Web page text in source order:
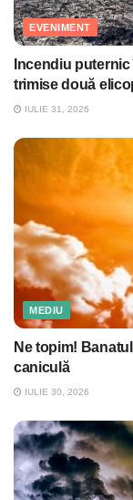
EVENIMENT
Incendiu
trimise două
IULIE 31, 2026
MEDIU
Ne topim!
caniculă
IULIE 30, 2026